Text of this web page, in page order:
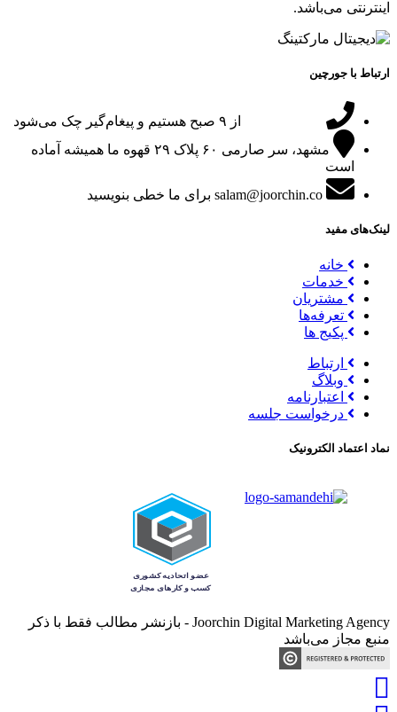
اینترنتی می‌باشد.
ارتباط با جورچین
از ۹ صبح هستیم و پیغام‌گیر چک می‌شود
مشهد، سر صارمی ۶۰ پلاک ۲۹
قهوه ما همیشه آماده
است
salam@joorchin.co برای ما خطی بنویسید
لینک‌های مفید
خانه
خدمات
مشتریان
تعرفه‌ها
پکیج ها
ارتباط
وبلاگ
اعتبارنامه
درخواست جلسه
نماد اعتماد الکترونیک
Joorchin Digital Marketing Agency - بازنشر مطالب فقط با ذکر
منبع مجاز می‌باشد